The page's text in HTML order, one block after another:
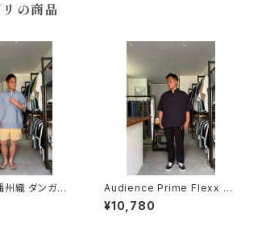
の商品
織 ダンガリ
ラー ボクシー
スリーブ ワー
Audience Prime Flexx D
ot Air 2WAY ストレッチ レギ
ュラーカラー ハーフスリーブ
¥10,780